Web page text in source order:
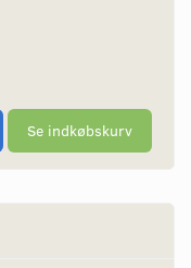
Se indkøbskurv